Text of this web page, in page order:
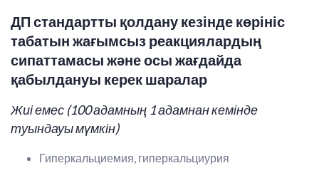
ДП стандартты қолдану кезінде көрініс
табатын жағымсыз реакциялардың
сипаттамасы және осы жағдайда
қабылдануы керек шаралар
Жиі емес (100 адамның 1 адамнан кемінде
туындауы мүмкін)
Гиперкальциемия, гиперкальциурия